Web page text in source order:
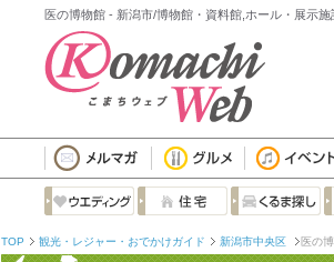
医の博物館 - 新潟市/博物館・資料館,ホール・展示施
TOP 観光・レジャー・おでかけガイド 新潟市中央区 医の